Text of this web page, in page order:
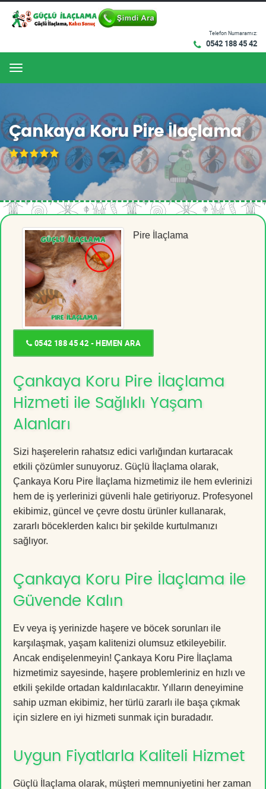
Telefon Numaramız:
0542 188 45 42
Menu
Çankaya Koru Pire İlaçlama
Pire İlaçlama
0542 188 45 42 - HEMEN ARA
Çankaya Koru Pire İlaçlama
Hizmeti ile Sağlıklı Yaşam
Alanları
Sizi haşerelerin rahatsız edici varlığından kurtaracak
etkili çözümler sunuyoruz. Güçlü İlaçlama olarak,
Çankaya Koru Pire İlaçlama hizmetimiz ile hem evlerinizi
hem de iş yerlerinizi güvenli hale getiriyoruz. Profesyonel
ekibimiz, güncel ve çevre dostu ürünler kullanarak,
zararlı böceklerden kalıcı bir şekilde kurtulmanızı
sağlıyor.
Çankaya Koru Pire İlaçlama ile
Güvende Kalın
Ev veya iş yerinizde haşere ve böcek sorunları ile
karşılaşmak, yaşam kalitenizi olumsuz etkileyebilir.
Ancak endişelenmeyin! Çankaya Koru Pire İlaçlama
hizmetimiz sayesinde, haşere problemleriniz en hızlı ve
etkili şekilde ortadan kaldırılacaktır. Yılların deneyimine
sahip uzman ekibimiz, her türlü zararlı ile başa çıkmak
için sizlere en iyi hizmeti sunmak için buradadır.
Uygun Fiyatlarla Kaliteli Hizmet
Güçlü İlaçlama olarak, müşteri memnuniyetini her zaman